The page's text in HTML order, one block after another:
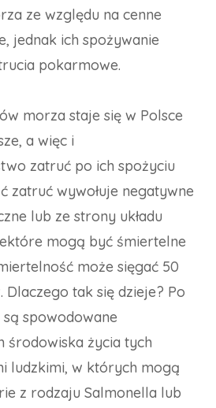
ze względu na cenne
jednak ich spożywanie
pokarmowe.
morza staje się w Polsce
a więc i
zatruć po ich spożyciu
zatruć wywołuje negatywne
lub ze strony układu
mogą być śmiertelne
może sięgać 50
tak się dzieje? Po
spowodowane
środowiska życia tych
ludzkimi, w których mogą
z rodzaju Salmonella lub